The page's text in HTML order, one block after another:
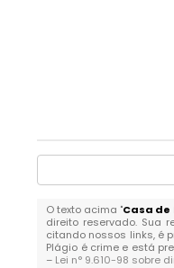
O texto acima "Casa de
direito reservado. Sua
citando nossos links, é
Plágio é crime e está
– Lei n° 9.610-98 sobre